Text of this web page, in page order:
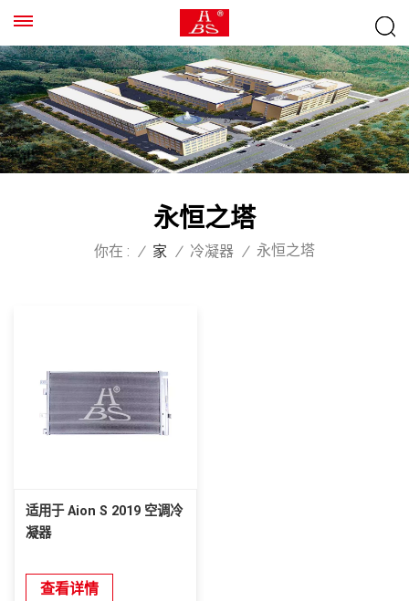
永恒之塔
你在 : / 家 / 冷凝器 / 永恒之塔
适用于 Aion S 2019 空调冷
凝器
查看详情